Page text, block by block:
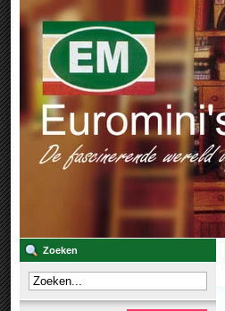
Zoeken